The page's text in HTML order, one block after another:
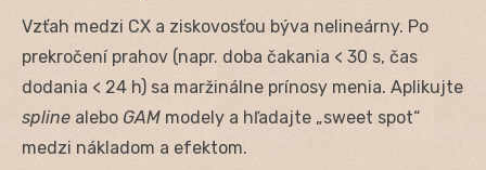
Vzťah medzi CX a ziskovosťou býva nelineárny. Po
prekročení prahov (napr. doba čakania < 30 s, čas
dodania < 24 h) sa maržinálne prínosy menia. Aplikujte
spline alebo GAM modely a hľadajte „sweet spot“
medzi nákladom a efektom.